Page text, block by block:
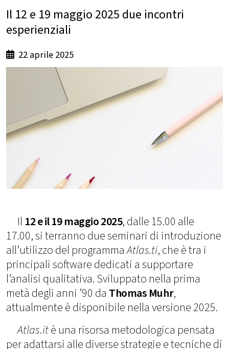
Il 12 e 19 maggio 2025 due incontri
esperienziali
22 aprile 2025
Il 12 e il 19 maggio 2025, dalle 15.00 alle
17.00, si terranno due seminari di introduzione
all’utilizzo del programmaAtlas.ti, che è tra i
principali software dedicati a supportare
l’analisi qualitativa. Sviluppato nella prima
metà degli anni ’90 da Thomas Muhr,
attualmente è disponibile nella versione 2025.
Atlas.itè una risorsa metodologica pensata
per adattarsi alle diverse strategie e tecniche di